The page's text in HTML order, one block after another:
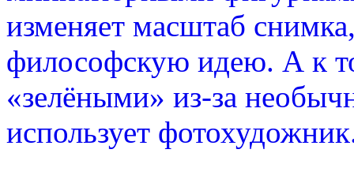
изменяет масштаб
философскую идею. А к
«зелёными» из-за
использует